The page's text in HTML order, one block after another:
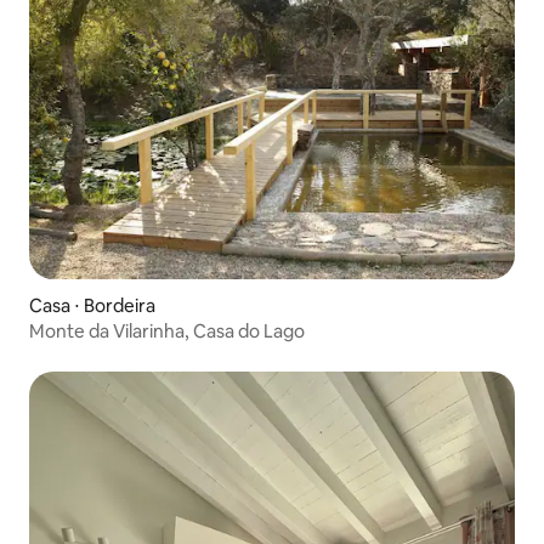
Casa ⋅ Bordeira
Monte da Vilarinha, Casa do Lago